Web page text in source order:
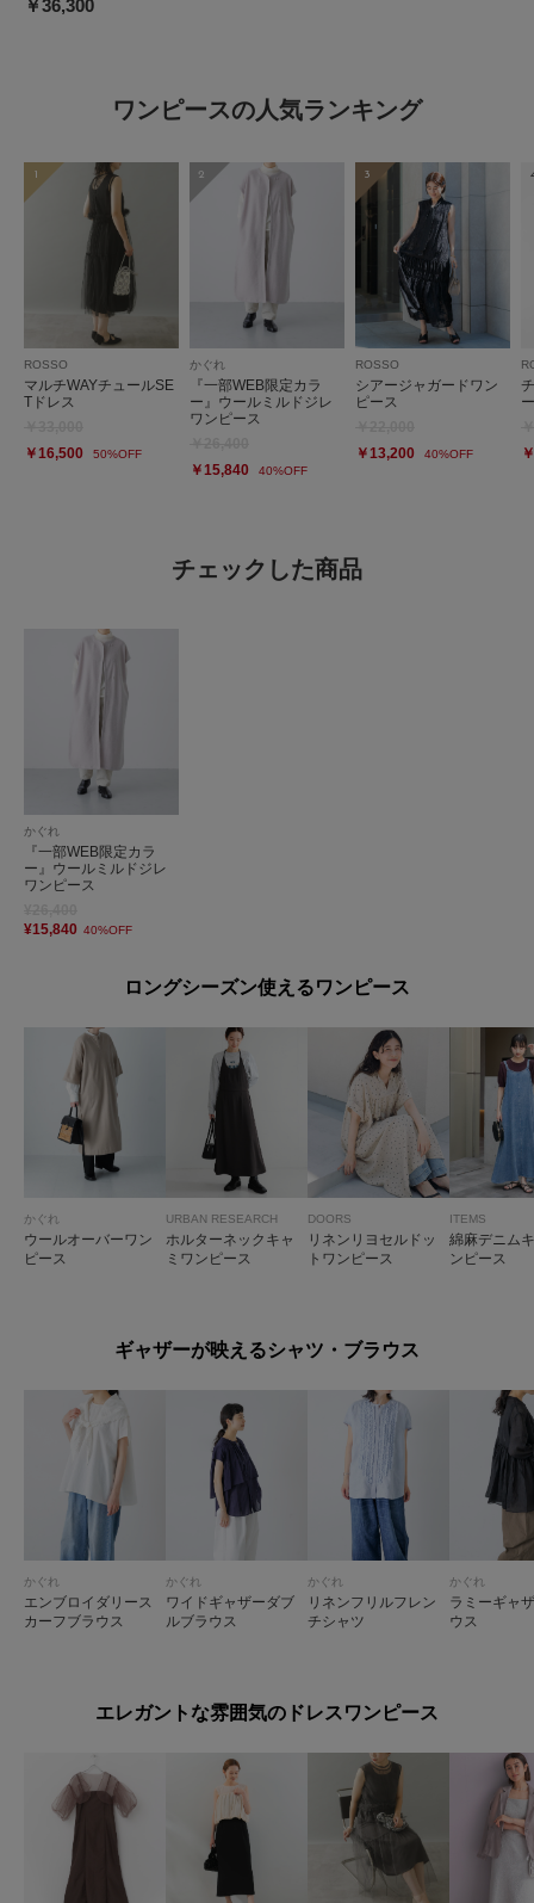
￥36,300
ワンピースの人気ランキング
1
ROSSO
マルチWAYチュールSE
Tドレス
￥16,500
50%OFF
2
かぐれ
『一部WEB限定カラ
ー』ウールミルドジレ
ワンピース
￥15,840
40%OFF
3
ROSSO
シアージャガードワン
ピース
￥13,200
40%OFF
チェックした商品
かぐれ
『一部WEB限定カラ
ー』ウールミルドジレ
ワンピース
¥15,840 40%OFF
ロングシーズン使えるワンピース
かぐれ
ウールオーバーワン
ピース
URBAN RESEARCH
ホルターネックキャ
ミワンピース
DOORS
リネンリヨセルドッ
トワンピース
ITEMS
綿麻デニム
ンピース
ギャザーが映えるシャツ・ブラウス
かぐれ
エンブロイダリース
カーフブラウス
かぐれ
ワイドギャザーダブ
ルブラウス
かぐれ
リネンフリルフレン
チシャツ
かぐれ
ラミーギャ
ウス
エレガントな雰囲気のドレスワンピース